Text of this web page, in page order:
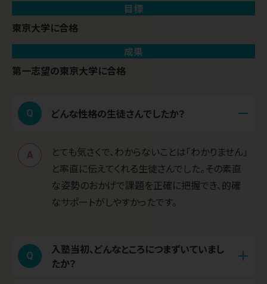
目標
東京大学に合格
成果
第一志望の東京大学に合格
Q どんな性格の生徒さんでしたか？
A
とても気さくで、わからないことは「わかりません」
と率直に伝えてくれる生徒さんでした。その素直
な姿勢のおかげで課題を正確に把握でき、的確
なサポートがしやすかったです。
Q
入塾当初、どんなところにつまずいていまし
たか？